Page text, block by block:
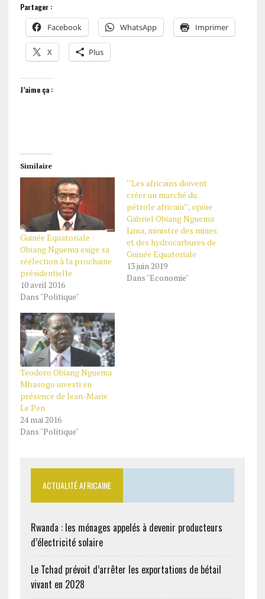
Partager :
Facebook WhatsApp Imprimer
X Plus
J’aime ça :
Similaire
Guinée Equatoriale :
Obiang Nguema exige sa
réélection à la prochaine
présidentielle
10 avril 2016
Dans "Politique"
‘’Les africains doivent
créer un marché du
pétrole africain’’, opine
Gabriel Obiang Nguema
Lima, ministre des mines
et des hydrocarbures de
Guinée Equatoriale
13 juin 2019
Dans "Economie"
Teodoro Obiang Nguema
Mbasogo investi en
présence de Jean-Marie
Le Pen
24 mai 2016
Dans "Politique"
ACTUALITÉ AFRICAINE
Rwanda : les ménages appelés à devenir producteurs
d’électricité solaire
Le Tchad prévoit d’arrêter les exportations de bétail
vivant en 2028